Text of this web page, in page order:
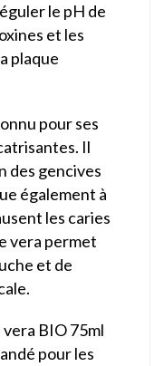
le pH de
et les
plaque
pour ses
Il
des gencives
également à
les caries
vera permet
et de
BIO 75ml
pour les